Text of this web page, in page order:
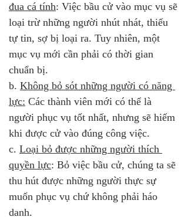
đua cá tính: Việc bầu cử vào mục vụ sẽ
loại trừ những người nhút nhát, thiếu
tự tin, sợ bị loại ra. Tuy nhiên, một
mục vụ mới cần phải có thời gian
chuẩn bị.
b. Không bỏ sót những người có năng
lực: Các thành viên mới có thể là
người phục vụ tốt nhất, nhưng sẽ hiếm
khi được cử vào đúng công việc.
c. Loại bỏ được những người thích
quyền lực: Bỏ việc bầu cử, chúng ta sẽ
thu hút được những người thực sự
muốn phục vụ chứ không phải háo
danh.